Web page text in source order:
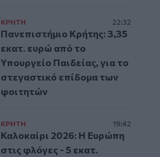
ΚΡΗΤΗ 22:32
Πανεπιστήμιο Κρήτης: 3,35
εκατ. ευρώ από το
Υπουργείο Παιδείας, για το
στεγαστικό επίδομα των
φοιτητών
ΚΡΗΤΗ 19:42
Καλοκαίρι 2026: Η Ευρώπη
στις φλόγες - 5 εκατ.